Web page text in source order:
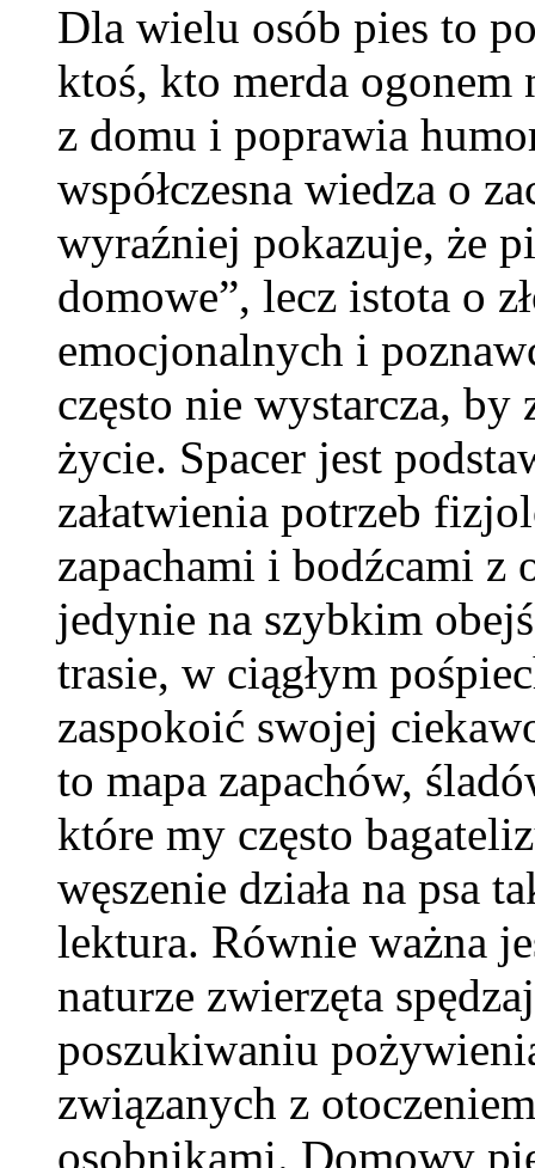
Dla wielu osób pies to
ktoś, kto merda ogonem
z domu i poprawia
współczesna wiedza o
wyraźniej pokazuje, że
domowe”, lecz istota o
emocjonalnych i
często nie wystarcza, by
życie. Spacer jest
załatwienia potrzeb
zapachami i bodźcami z
jedynie na szybkim
trasie, w ciągłym
zaspokoić swojej
to mapa zapachów,
które my często
węszenie działa na psa
lektura. Równie ważna
naturze zwierzęta
poszukiwaniu
związanych z
osobnikami. Domowy